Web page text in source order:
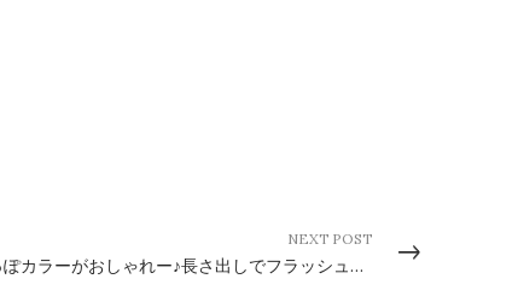
NEXT POST
梅雨っぽカラーがおしゃれー♪長さ出しでフラッシュネイル